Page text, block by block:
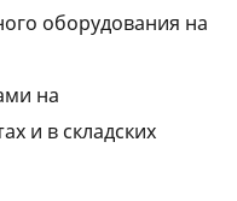
оборудования на
на
и в складских